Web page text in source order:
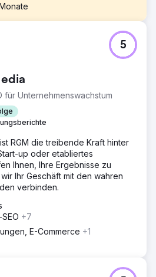
Herz-Kreislauf-Zentrum mit
das aufgrund mangelnder
Anzahl neuer Patienten zu
SEO-Kampagne durch, um
– Erstellung neuer
Blogbeiträge zu
Zielgruppe. – Lokale SEO-
Unternehmensprofile der
Bewertungssystems zur
und -vertrauen. –
Geschwindigkeit und der
ermöglichte es der Klinik, ihren
für Unternehmenswachstum
5
RGM die treibende Kraft hinter
up oder etabliertes
Ihnen, Ihre Ergebnisse zu
Ihr Geschäft mit den wahren
verbinden.
+7
E-Commerce +1